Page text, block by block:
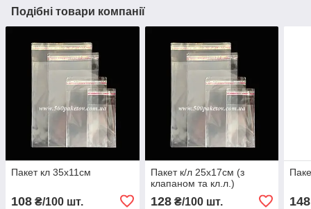
Подібні товари компанії
Пакет кл 35х11см
108 ₴/100 шт.
Пакет к/л 25х17см (з
клапаном та кл.л.)
128₴/100 шт. 148